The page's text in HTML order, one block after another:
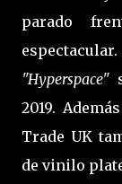
parado
espectacular.
"Hyperspace"
2019.
Trade UK
de vinilo